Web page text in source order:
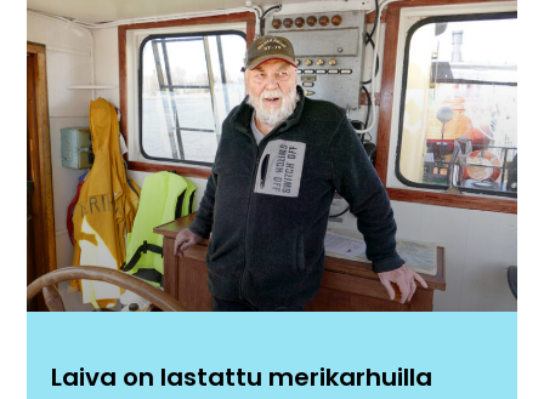
Laiva on lastattu merikarhuilla